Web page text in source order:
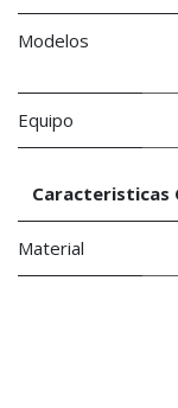
Modelos
Equipo
Caracteristicas
Material